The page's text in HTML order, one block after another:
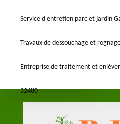
Service d'entretien parc et jardin
Travaux de dessouchage et
Entreprise de traitement et
32480